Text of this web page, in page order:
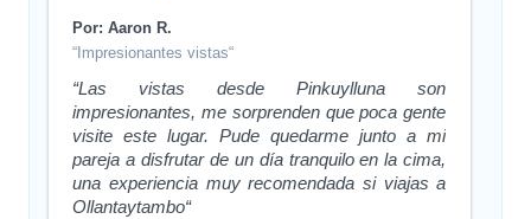
Por: Aaron R.
“Impresionantes vistas“
“Las vistas desde Pinkuylluna son
impresionantes, me sorprenden que poca gente
visite este lugar. Pude quedarme junto a mi
pareja a disfrutar de un día tranquilo en la cima,
una experiencia muy recomendada si viajas a
Ollantaytambo“